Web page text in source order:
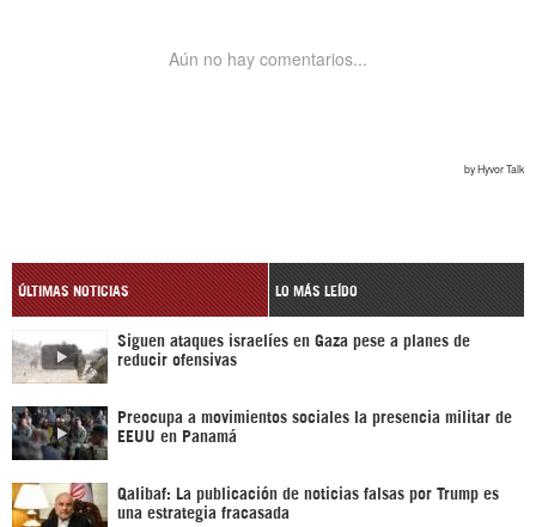
ÚLTIMAS NOTICIAS LO MÁS LEÍDO
Siguen ataques israelíes en Gaza pese a planes de
reducir ofensivas
Preocupa a movimientos sociales la presencia militar de
EEUU en Panamá
Qalibaf: La publicación de noticias falsas por Trump es
una estrategia fracasada